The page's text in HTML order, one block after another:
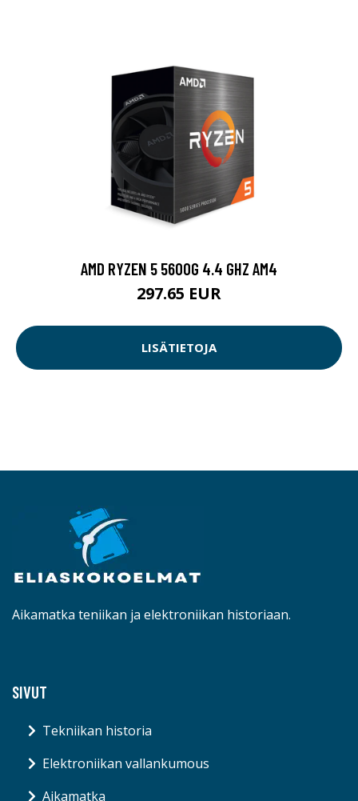
AMD RYZEN 5 5600G 4.4 GHZ AM4
297.65 EUR
LISÄTIETOJA
Aikamatka teniikan ja elektroniikan historiaan.
SIVUT
Tekniikan historia
Elektroniikan vallankumous
Aikamatka